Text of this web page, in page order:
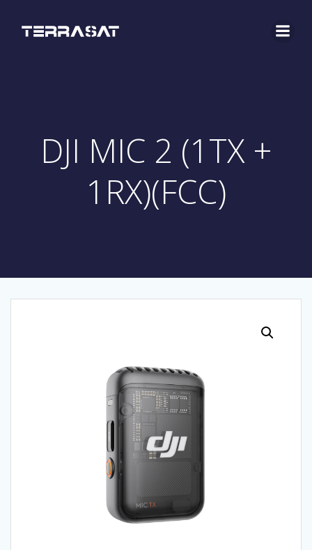
contenido
DJI MIC 2 (1TX +
1RX)(FCC)